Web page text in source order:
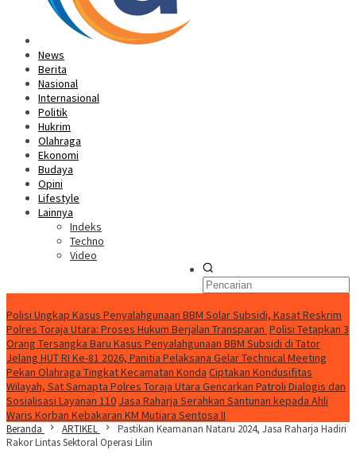
News
Berita
Nasional
Internasional
Politik
Hukrim
Olahraga
Ekonomi
Budaya
Opini
Lifestyle
Lainnya
Indeks
Techno
Video
Polisi Ungkap Kasus Penyalahgunaan BBM Solar Subsidi, Kasat Reskrim
Polres Toraja Utara: Proses Hukum Berjalan Transparan Polisi Tetapkan 3
Orang Tersangka Baru Kasus Penyalahgunaan BBM Subsidi di Tator
Jelang HUT RI Ke-81 2026, Panitia Pelaksana Gelar Technical Meeting
Pekan Olahraga Tingkat Kecamatan Konda Ciptakan Kondusifitas
Wilayah, Sat Samapta Polres Toraja Utara Gencarkan Patroli Dialogis dan
Sosialisasi Layanan 110 Jasa Raharja Serahkan Santunan kepada Ahli
Waris Korban Kebakaran KM Mutiara Sentosa II
Beranda ARTIKEL
Pastikan Keamanan Nataru 2024, Jasa Raharja Hadiri
Rakor Lintas Sektoral Operasi Lilin